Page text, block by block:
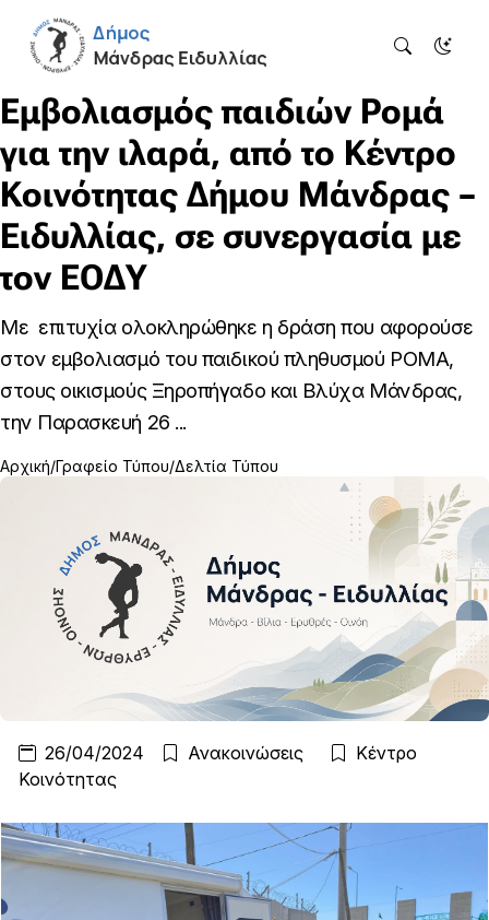
Εμβολιασμός παιδιών Ρομά
για την ιλαρά, από το Κέντρο
Κοινότητας Δήμου Μάνδρας –
Ειδυλλίας, σε συνεργασία με
τον ΕΟΔΥ
Με επιτυχία ολοκληρώθηκε η δράση που αφορούσε
στον εμβολιασμό του παιδικού πληθυσμού ΡΟΜΑ,
στους οικισμούς Ξηροπήγαδο και Βλύχα Μάνδρας,
την Παρασκευή 26 ...
Αρχική Γραφείο Τύπου Δελτία Τύπου
26/04/2024 Ανακοινώσεις
Κέντρο
Κοινότητας